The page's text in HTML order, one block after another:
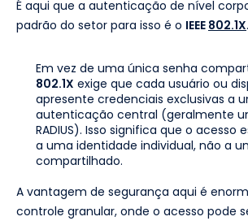
É aqui que a autenticação de nível
padrão do setor para isso é o IEEE 802.1X.
Em vez de uma única senha
802.1X exige que cada usuário ou
apresente credenciais exclusivas a
autenticação central (geralmente
RADIUS). Isso significa que o acesso
a uma identidade individual, não a
compartilhado.
A vantagem de segurança aqui é
controle granular, onde o acesso pode